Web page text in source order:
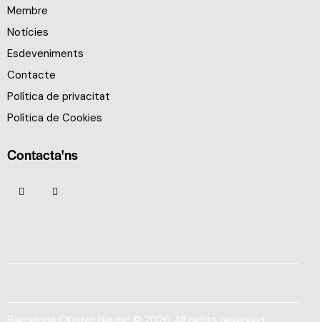
Membre
Notícies
Esdeveniments
Contacte
Política de privacitat
Política de Cookies
Contacta'ns